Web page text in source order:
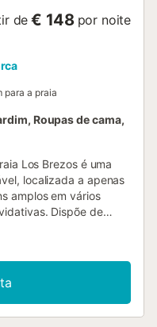
de € 148 por noite
para a praia
Roupas de cama,
Los Brezos é uma
localizada a apenas
amplos em vários
Dispõe de
para relaxar
Um deles com cama
individuais cada. A
Inclui internet
satélite. Ar